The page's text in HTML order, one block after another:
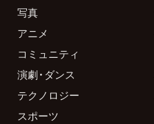
写真
アニメ
コミュニティ
演劇・ダンス
テクノロジー
スポーツ